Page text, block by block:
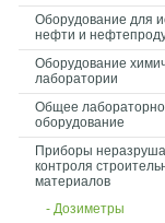
Оборудование для
нефти и
Оборудование
лаборатории
Общее
оборудование
Приборы
контроля
материалов
- Дозиметры